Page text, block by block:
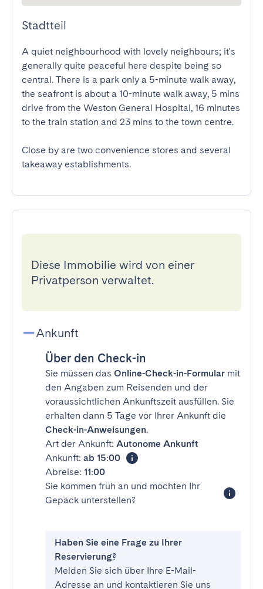
Stadtteil
A quiet neighbourhood with lovely neighbours; it's
generally quite peaceful here despite being so
central. There is a park only a 5-minute walk away,
the seafront is about a 10-minute walk away, 5 mins
drive from the Weston General Hospital, 16 minutes
to the train station and 23 mins to the town centre.
Close by are two convenience stores and several
takeaway establishments.
Diese Immobilie wird von einer
Privatperson verwaltet.
Ankunft
Über den Check-in
Sie müssen das Online-Check-in-Formular mit
den Angaben zum Reisenden und der
voraussichtlichen Ankunftszeit ausfüllen. Sie
erhalten dann 5 Tage vor Ihrer Ankunft die
Check-in-Anweisungen.
Art der Ankunft: Autonome Ankunft
Ankunft: ab 15:00
Abreise: 11:00
Sie kommen früh an und möchten Ihr
Gepäck unterstellen?
Haben Sie eine Frage zu Ihrer
Reservierung?
Melden Sie sich über Ihre E-Mail-
Adresse an und kontaktieren Sie uns